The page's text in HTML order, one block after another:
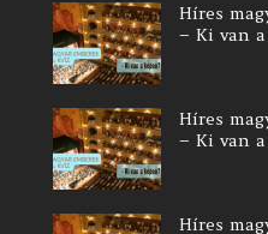
Híres
– Ki van a
Híres
– Ki van
Híres